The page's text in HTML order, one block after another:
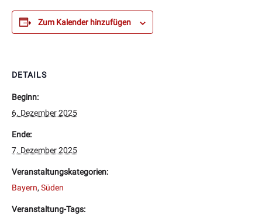
Zum Kalender hinzufügen
DETAILS
Beginn:
6. Dezember 2025
Ende:
7. Dezember 2025
Veranstaltungskategorien:
Bayern, Süden
Veranstaltung-Tags: